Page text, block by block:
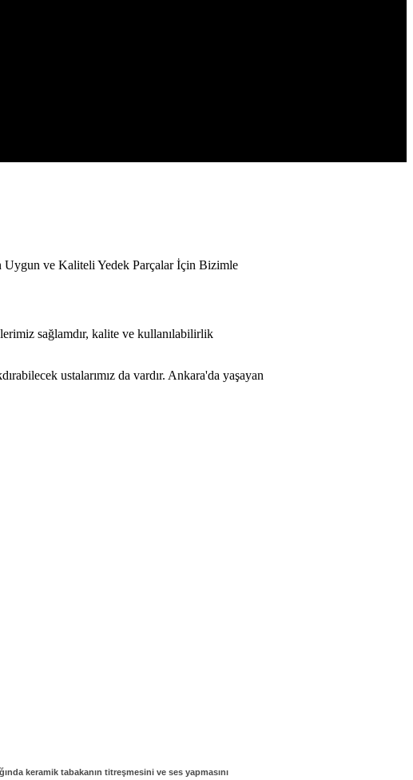
ve Kaliteli Yedek Parçalar İçin Bizimle
sağlamdır, kalite ve kullanılabilirlik
ustalarımız da vardır. Ankara'da yaşayan
keramik tabakanın titreşmesini ve ses yapmasını